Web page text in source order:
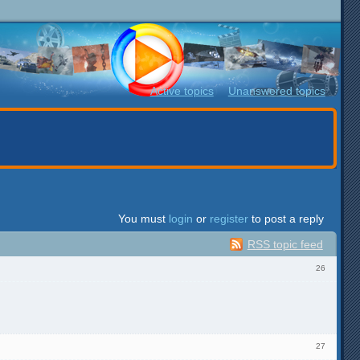
Active topics Unanswered topics
You must login or register to post a reply
RSS topic feed
26
27